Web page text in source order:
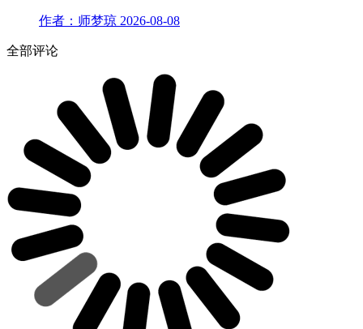
作者：师梦琼 2026-08-08
全部评论